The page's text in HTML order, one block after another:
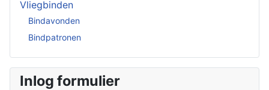
Vliegbinden
Bindavonden
Bindpatronen
Inlog formulier